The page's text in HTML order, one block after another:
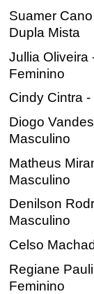
Suamer
Dupla Mista
Jullia Oliveira
Feminino
Cindy Cintra
Diogo Vandes
Masculino
Matheus
Masculino
Denilson
Masculino
Celso
Regiane
Feminino